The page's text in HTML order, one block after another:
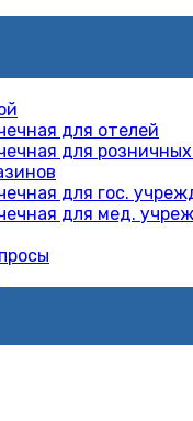
для отелей
для
для гос.
для мед.